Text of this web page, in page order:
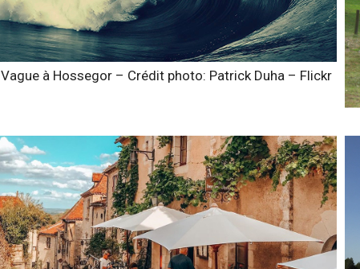
Vague à Hossegor – Crédit photo: Patrick Duha – Flickr